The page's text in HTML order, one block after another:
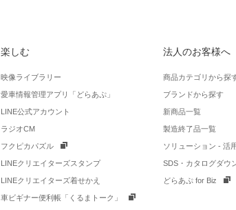
楽しむ
映像ライブラリー
愛車情報管理アプリ「どらあぷ」
LINE公式アカウント
ラジオCM
フクピカパズル
LINEクリエイターズスタンプ
LINEクリエイターズ着せかえ
車ビギナー便利帳「くるまトーク」
法人のお客様へ
商品カテゴリから探
ブランドから探す
新商品一覧
製造終了品一覧
ソリューション - 活
SDS・カタログダウ
どらあぷ for Biz